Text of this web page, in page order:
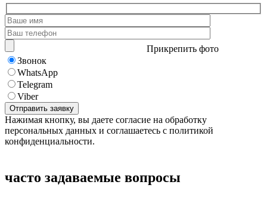
Прикрепить фото
Звонок
WhatsApp
Telegram
Viber
Нажимая кнопку, вы даете согласие на обработку
персональных данных и соглашаетесь с политикой
конфиденциальности.
часто задаваемые вопросы